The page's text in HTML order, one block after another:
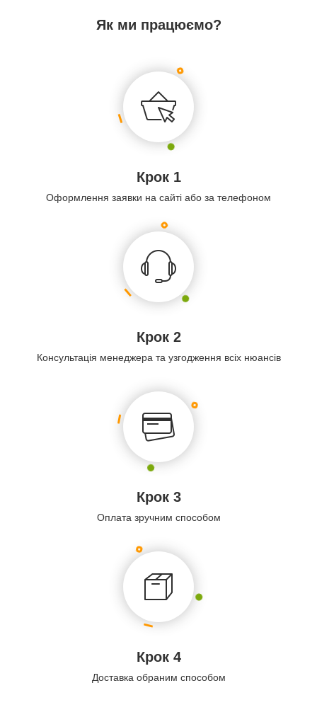
Як ми працюємо?
Крок 1
Оформлення заявки на сайті або за телефоном
Крок 2
Консультація менеджера та узгодження всіх нюансів
Крок 3
Оплата зручним способом
Крок 4
Доставка обраним способом